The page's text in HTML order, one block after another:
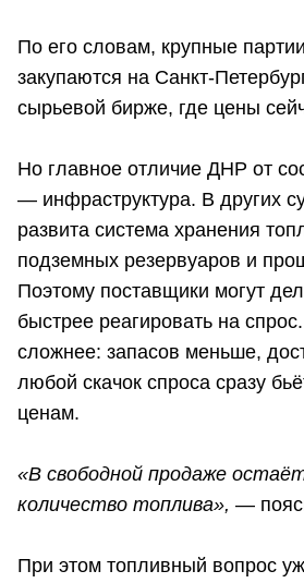
По его словам, крупные
закупаются на Санкт-
сырьевой бирже, где цены
Но главное отличие ДНР от
— инфраструктура. В других
развита система хранения
подземных резервуаров и
Поэтому поставщики могут
быстрее реагировать на
сложнее: запасов меньше,
любой скачок спроса сразу
ценам.
«В свободной продаже
количество топлива», —
При этом топливный вопрос